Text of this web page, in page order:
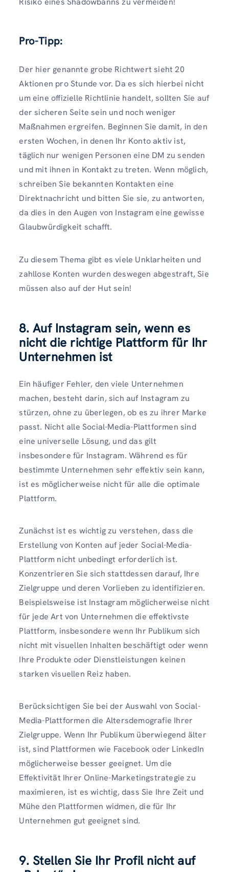
Pro-Tipp:
Der hier genannte grobe Richtwert sieht 20
Aktionen pro Stunde vor. Da es sich hierbei nicht
um eine offizielle Richtlinie handelt, sollten Sie auf
der sicheren Seite sein und noch weniger
Maßnahmen ergreifen. Beginnen Sie damit, in den
ersten Wochen, in denen Ihr Konto aktiv ist,
täglich nur wenigen Personen eine DM zu senden
und mit ihnen in Kontakt zu treten. Wenn möglich,
schreiben Sie bekannten Kontakten eine
Direktnachricht und bitten Sie sie, zu antworten,
da dies in den Augen von Instagram eine gewisse
Glaubwürdigkeit schafft.
Zu diesem Thema gibt es viele Unklarheiten und
zahllose Konten wurden deswegen abgestraft, Sie
müssen also auf der Hut sein!
8. Auf Instagram sein, wenn es
nicht die richtige Plattform für Ihr
Unternehmen ist
Ein häufiger Fehler, den viele Unternehmen
machen, besteht darin, sich auf Instagram zu
stürzen, ohne zu überlegen, ob es zu ihrer Marke
passt. Nicht alle Social-Media-Plattformen sind
eine universelle Lösung, und das gilt
insbesondere für Instagram. Während es für
bestimmte Unternehmen sehr effektiv sein kann,
ist es möglicherweise nicht für alle die optimale
Plattform.
Zunächst ist es wichtig zu verstehen, dass die
Erstellung von Konten auf jeder Social-Media-
Plattform nicht unbedingt erforderlich ist.
Konzentrieren Sie sich stattdessen darauf, Ihre
Zielgruppe und deren Vorlieben zu identifizieren.
Beispielsweise ist Instagram möglicherweise nicht
für jede Art von Unternehmen die effektivste
Plattform, insbesondere wenn Ihr Publikum sich
nicht mit visuellen Inhalten beschäftigt oder wenn
Ihre Produkte oder Dienstleistungen keinen
starken visuellen Reiz haben.
Berücksichtigen Sie bei der Auswahl von Social-
Media-Plattformen die Altersdemografie Ihrer
Zielgruppe. Wenn Ihr Publikum überwiegend älter
ist, sind Plattformen wie Facebook oder LinkedIn
möglicherweise besser geeignet. Um die
Effektivität Ihrer Online-Marketingstrategie zu
maximieren, ist es wichtig, dass Sie Ihre Zeit und
Mühe den Plattformen widmen, die für Ihr
Unternehmen gut geeignet sind.
9. Stellen Sie Ihr Profil nicht auf